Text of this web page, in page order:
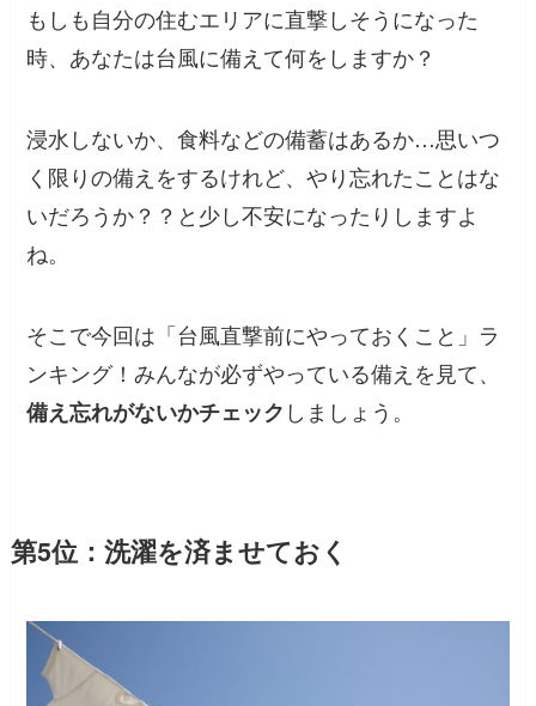
もしも自分の住むエリアに直撃しそうになった
時、あなたは台風に備えて何をしますか？
浸水しないか、食料などの備蓄はあるか…思いつ
く限りの備えをするけれど、やり忘れたことはな
いだろうか？？と少し不安になったりしますよ
ね。
そこで今回は「台風直撃前にやっておくこと」ラ
ンキング！みんなが必ずやっている備えを見て、
備え忘れがないかチェック しましょう。
第5位：洗濯を済ませておく